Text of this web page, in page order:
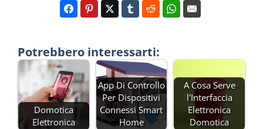
Potrebbero interessarti:
Domotica
Elettronica
App Di Controllo
Per Dispositivi
Connessi Smart
Home
A Cosa Serve
l'Interfaccia
Elettronica
Domotica